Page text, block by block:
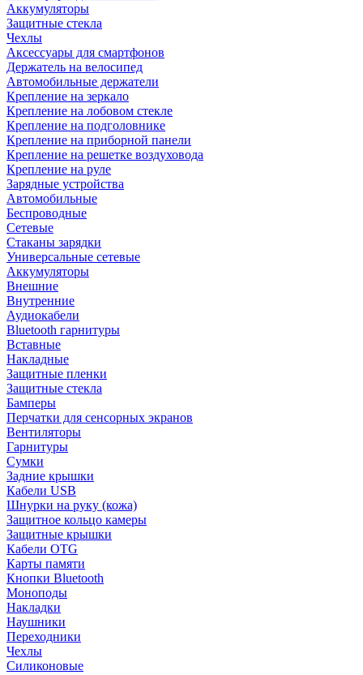
Аккумуляторы
Защитные стекла
Чехлы
Аксессуары для смартфонов
Держатель на велосипед
Автомобильные держатели
Крепление на зеркало
Крепление на лобовом стекле
Крепление на подголовнике
Крепление на приборной панели
Крепление на решетке воздуховода
Крепление на руле
Зарядные устройства
Автомобильные
Беспроводные
Сетевые
Стаканы зарядки
Универсальные сетевые
Аккумуляторы
Внешние
Внутренние
Аудиокабели
Bluetooth гарнитуры
Вставные
Накладные
Защитные пленки
Защитные стекла
Бамперы
Перчатки для сенсорных экранов
Вентиляторы
Гарнитуры
Сумки
Задние крышки
Кабели USB
Шнурки на руку (кожа)
Защитное кольцо камеры
Защитные крышки
Кабели OTG
Карты памяти
Кнопки Bluetooth
Моноподы
Накладки
Наушники
Переходники
Чехлы
Силиконовые